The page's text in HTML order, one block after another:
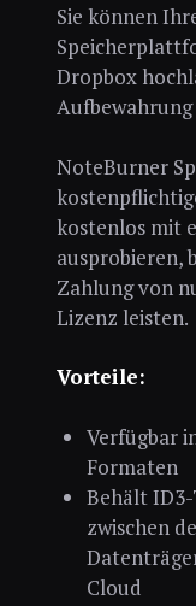
Sie können
Dropbox
Aufbewahrung
NoteBurner
kostenlos mit
ausprobieren,
Zahlung von
Lizenz leisten.
Vorteile:
Verfügbar
Formaten
Behält
zwischen
Cloud